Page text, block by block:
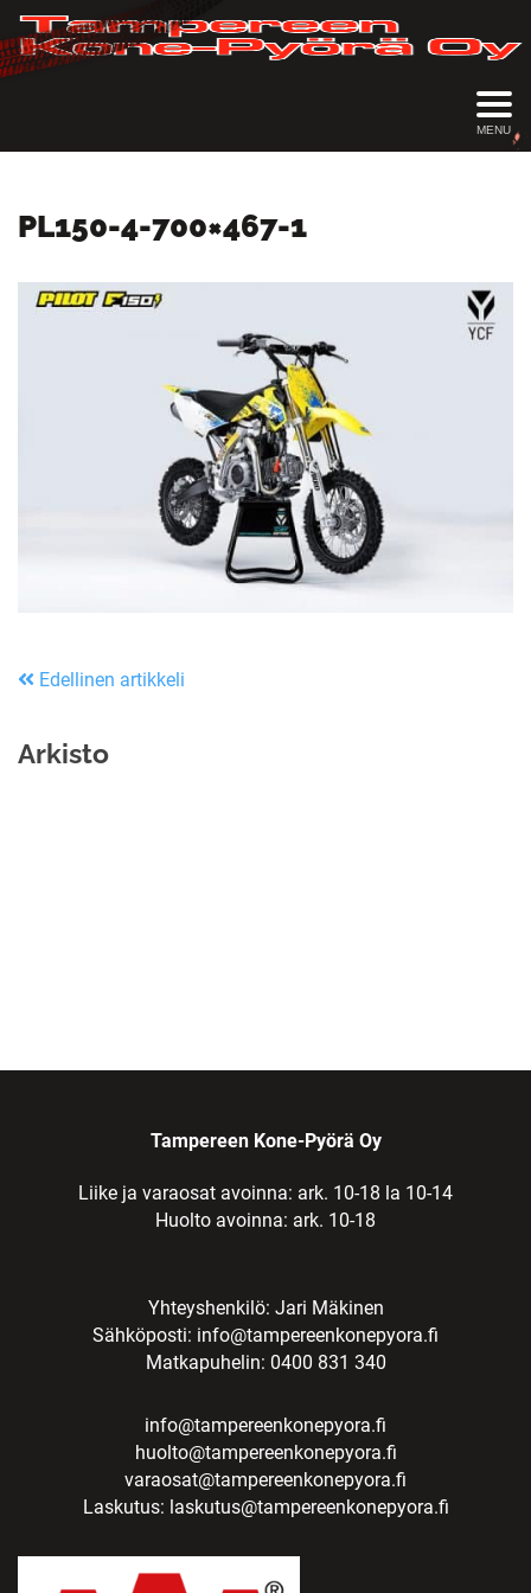
MENU
PL150-4-700×467-1
Edellinen artikkeli
Arkisto
Tampereen Kone-Pyörä Oy
Liike ja varaosat avoinna: ark. 10-18 la 10-14
Huolto avoinna: ark. 10-18
Yhteyshenkilö: Jari Mäkinen
Sähköposti: info@tampereenkonepyora.fi
Matkapuhelin: 0400 831 340
info@tampereenkonepyora.fi
huolto@tampereenkonepyora.fi
varaosat@tampereenkonepyora.fi
Laskutus: laskutus@tampereenkonepyora.fi